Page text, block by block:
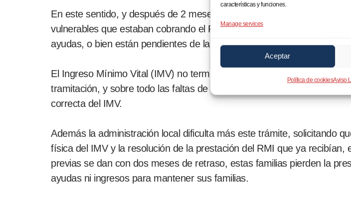
características y funciones.
Manage services
Aceptar
Política de cookiesAviso
En este sentido, y después de 2 meses de anunciar el Ingreso
vulnerables que estaban cobrando el RMI–con carácter permanente-
ayudas, o bien están pendientes de la ayuda “en tramitación”.
El Ingreso Mínimo Vital (IMV) no termina de llegar a todas las familias
tramitación, y sobre todo las faltas de citas previas para conseguir los
correcta del IMV.
Además la administración local dificulta más este trámite, solicitando
física del IMV y la resolución de la prestación del RMI que ya
previas se dan con dos meses de retraso, estas familias pierden la
ayudas ni ingresos para mantener sus familias.